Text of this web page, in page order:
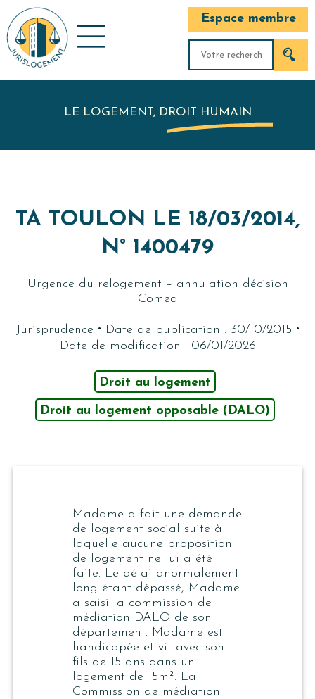
Espace membre
LE LOGEMENT, DROIT HUMAIN
TA TOULON LE 18/03/2014,
N° 1400479
Urgence du relogement – annulation décision
Comed
Jurisprudence · Date de publication : 30/10/2015 ·
Date de modification : 06/01/2026
Droit au logement
Droit au logement opposable (DALO)
Madame a fait une demande
de logement social suite à
laquelle aucune proposition
de logement ne lui a été
faite. Le délai anormalement
long étant dépassé, Madame
a saisi la commission de
médiation DALO de son
département. Madame est
handicapée et vit avec son
fils de 15 ans dans un
logement de 15m². La
Commission de médiation